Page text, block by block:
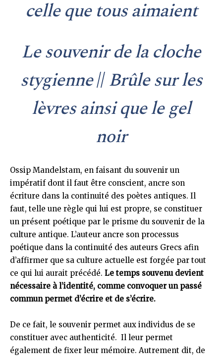
celle que tous aimaient
Le souvenir de la cloche
stygienne//Brûle sur les
lèvres ainsi que le gel
noir
Ossip Mandelstam, en faisant du souvenir un
impératif dont il faut être conscient, ancre son
écriture dans la continuité des poètes antiques. Il
faut, telle une règle qui lui est propre, se constituer
un présent poétique par le prisme du souvenir de la
culture antique. L’auteur ancre son processus
poétique dans la continuité des auteurs Grecs afin
d’affirmer que sa culture actuelle est forgée par tout
ce qui lui aurait précédé. Le temps souvenu devient
nécessaire à l’identité, comme convoquer un passé
commun permet d’écrire et de s’écrire.
De ce fait, le souvenir permet aux individus de se
constituer avec authenticité. Il leur permet
également de fixer leur mémoire. Autrement dit, de